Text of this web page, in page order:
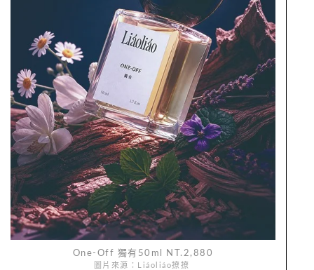
One-Off 獨有50ml NT.2,880
圖片來源：Liáoliáo撩撩